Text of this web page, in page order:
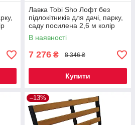
Лавка Tobi Sho Лофт без
підлокітників для дачі, парку,
саду посилена 2,6 м колір
черешня
В наявності
7 276 ₴ 8 346 ₴
Купити
–13%